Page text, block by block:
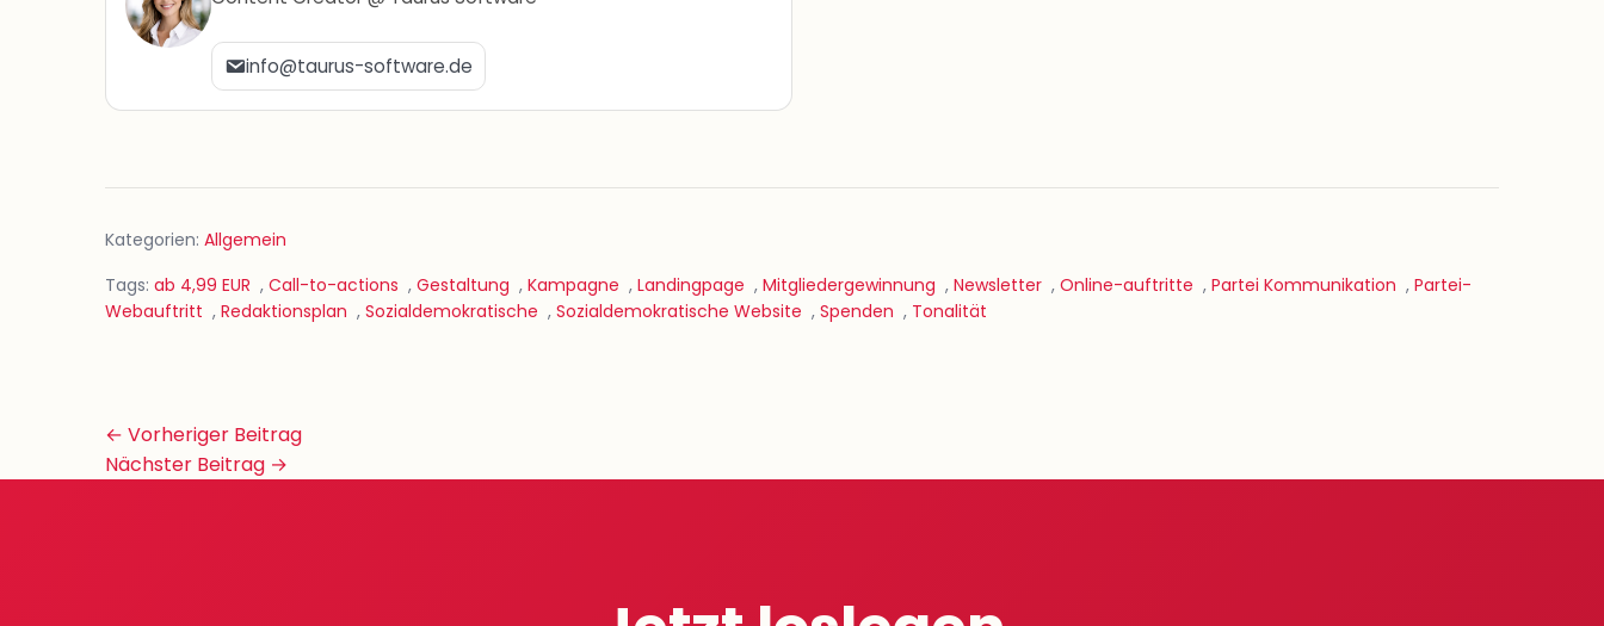
info@taurus-software.de
Kategorien: Allgemein
Tags: ab 4,99 EUR , Call-to-actions , Gestaltung , Kampagne , Landingpage , Mitgliedergewinnung , Newsletter , Online-auftritte , Partei Kommunikation , Partei-
Webauftritt , Redaktionsplan , Sozialdemokratische , Sozialdemokratische Website , Spenden , Tonalität
Beitrags-
Navigation
← Vorheriger Beitrag
Nächster Beitrag →